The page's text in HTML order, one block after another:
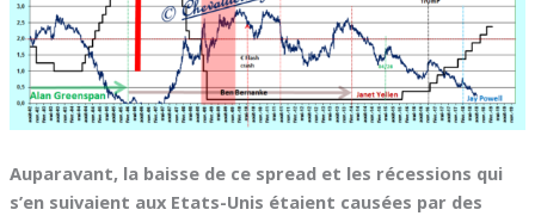
Auparavant, la baisse de ce spread et les récessions qui
s’en suivaient aux Etats-Unis étaient causées par des